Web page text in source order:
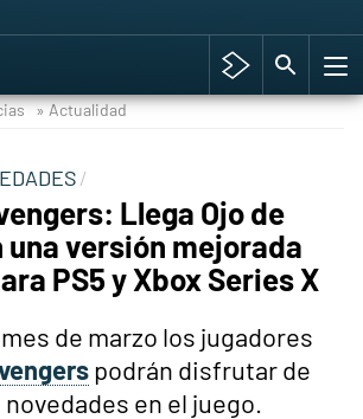
Hyrule Warriors: La Era del Cataclismo
Cyberpunk 2077
Hyrule Warriors
Asia peculiar tradición
» Actualidad
Llega Ojo de
una versión mejorada
PS5 y Xbox Series X
de marzo los jugadores
podrán disfrutar de
en el juego.